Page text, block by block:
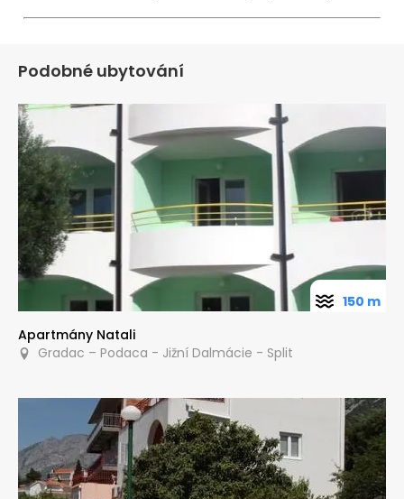
Podobné ubytování
Apartmány Natali
Gradac – Podaca - Jižní Dalmácie - Split
150 m